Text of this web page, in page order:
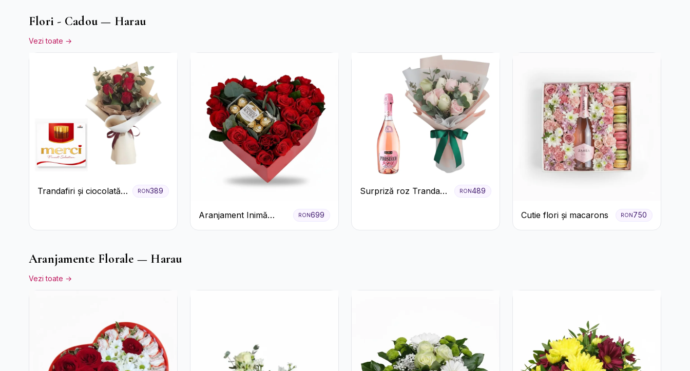
Flori - Cadou — Harau
Vezi toate →
Trandafiri și ciocolată
RON389
Aranjament Inimă
Roșie cu Trandafiri și
RON699
Surpriză roz Trandafiri
RON489
Cutie flori și macarons RON750
Aranjamente Florale — Harau
Vezi toate →